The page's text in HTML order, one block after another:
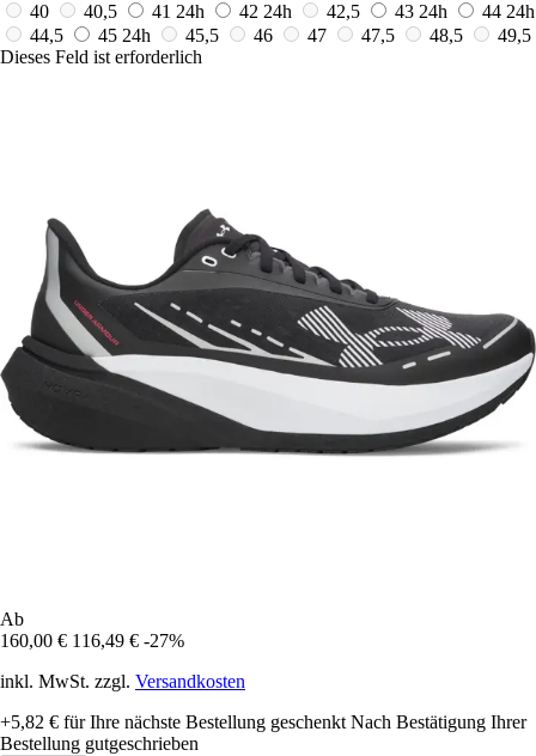
40
40,5 41 24h 42 24h 42,5 43 24h 44 24h
44,5
45 24h 45,5 46 47 47,5 48,5
49,5
Dieses Feld ist erforderlich
Ab
160,00 € 116,49 € -27%
inkl. MwSt. zzgl. Versandkosten
+5,82 € für Ihre nächste Bestellung geschenkt Nach Bestätigung Ihrer
Bestellung gutgeschrieben